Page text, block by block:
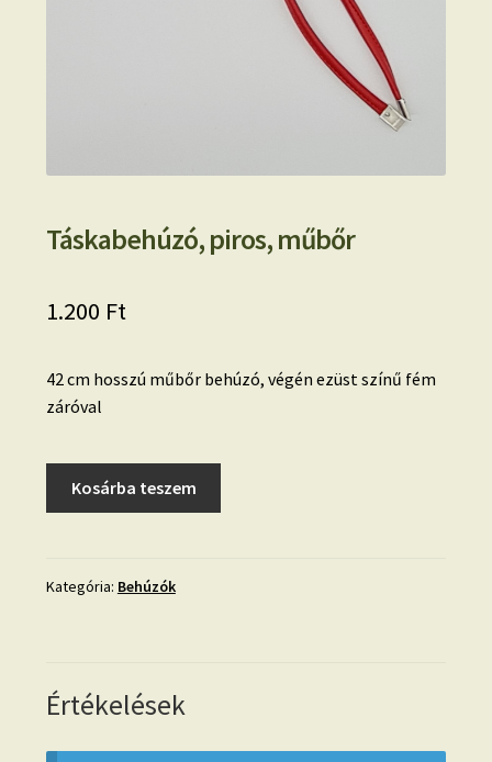
Táskabehúzó, piros, műbőr
1.200 Ft
42 cm hosszú műbőr behúzó, végén ezüst színű fém
záróval
Táskabehúzó,
Kosárba teszem
Kategória: Behúzók
Értékelések